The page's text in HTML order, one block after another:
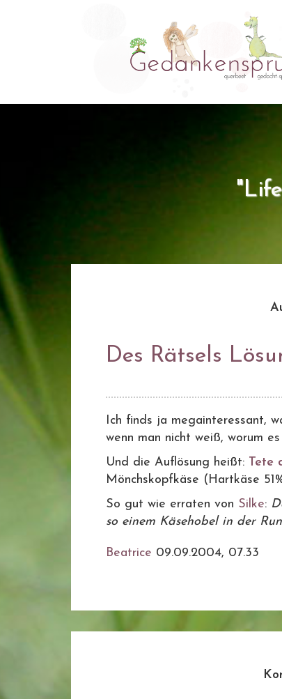
Des Rätsels
Ich finds ja megainteressant,
wenn man nicht weiß, worum
Und die Auflösung heißt: Tete
Mönchskopfkäse (Hartkäse
So gut wie erraten von Silke:
so einem Käsehobel in der
Beatrice 09.09.2004, 07.33